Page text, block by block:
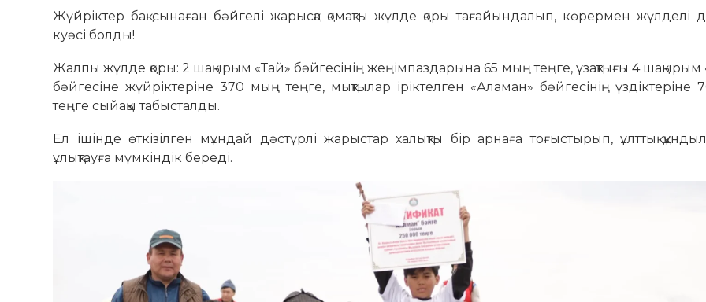
Жүйріктер бақ сынаған бәйгелі жарысқа қомақты жүлде қоры тағайындалып, көрермен жүлделі
куәсі болды!
Жалпы жүлде қоры: 2 шақырым «Тай» бәйгесінің жеңімпаздарына 65 мың теңге, ұзақтығы 4 шақырым
бәйгесіне жүйріктеріне 370 мың теңге, мықтылар іріктелген «Аламан» бәйгесінің
теңге сыйақы табысталды.
Ел ішінде өткізілген мұндай дәстүрлі жарыстар халықты бір арнаға тоғыстырып, ұлттық
ұлықтауға мүмкіндік береді.